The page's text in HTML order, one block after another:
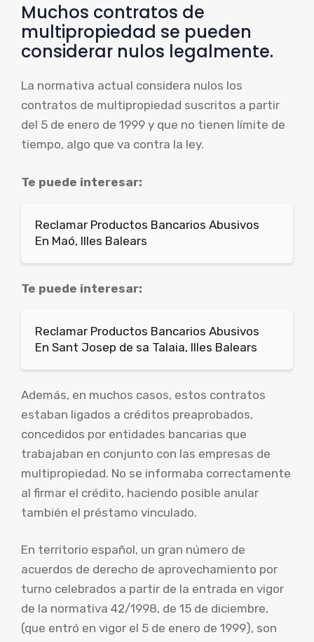
Muchos contratos de
multipropiedad se pueden
considerar nulos legalmente.
La normativa actual considera nulos los
contratos de multipropiedad suscritos a partir
del 5 de enero de 1999 y que no tienen límite de
tiempo, algo que va contra la ley.
Te puede interesar:
Reclamar Productos Bancarios Abusivos
En Maó, Illes Balears
Te puede interesar:
Reclamar Productos Bancarios Abusivos
En Sant Josep de sa Talaia, Illes Balears
Además, en muchos casos, estos contratos
estaban ligados a créditos preaprobados,
concedidos por entidades bancarias que
trabajaban en conjunto con las empresas de
multipropiedad. No se informaba correctamente
al firmar el crédito, haciendo posible anular
también el préstamo vinculado.
En territorio español, un gran número de
acuerdos de derecho de aprovechamiento por
turno celebrados a partir de la entrada en vigor
de la normativa 42/1998, de 15 de diciembre,
(que entró en vigor el 5 de enero de 1999), son